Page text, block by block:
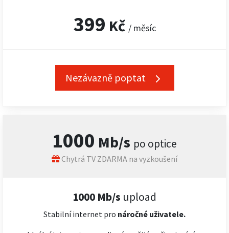
399 Kč / měsíc
Nezávazně poptat
1000 Mb/s po optice
Chytrá TV ZDARMA na vyzkoušení
1000 Mb/s upload
Stabilní internet pro náročné uživatele.